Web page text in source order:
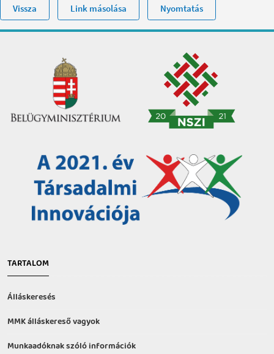
Vissza Link másolása Nyomtatás
TARTALOM
Álláskeresés
MMK álláskereső vagyok
Munkaadóknak szóló információk